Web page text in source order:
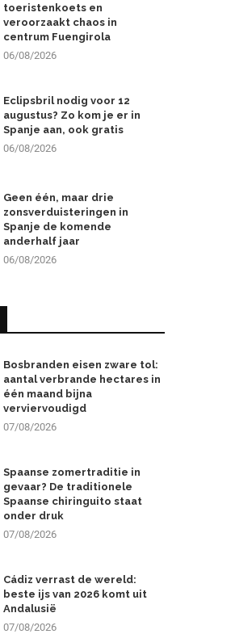
toeristenkoets en
veroorzaakt chaos in
centrum Fuengirola
06/08/2026
Eclipsbril nodig voor 12
augustus? Zo kom je er in
Spanje aan, ook gratis
06/08/2026
Geen één, maar drie
zonsverduisteringen in
Spanje de komende
anderhalf jaar
06/08/2026
Bosbranden eisen zware tol:
aantal verbrande hectares in
één maand bijna
verviervoudigd
07/08/2026
Spaanse zomertraditie in
gevaar? De traditionele
Spaanse chiringuito staat
onder druk
07/08/2026
Cádiz verrast de wereld:
beste ijs van 2026 komt uit
Andalusië
07/08/2026